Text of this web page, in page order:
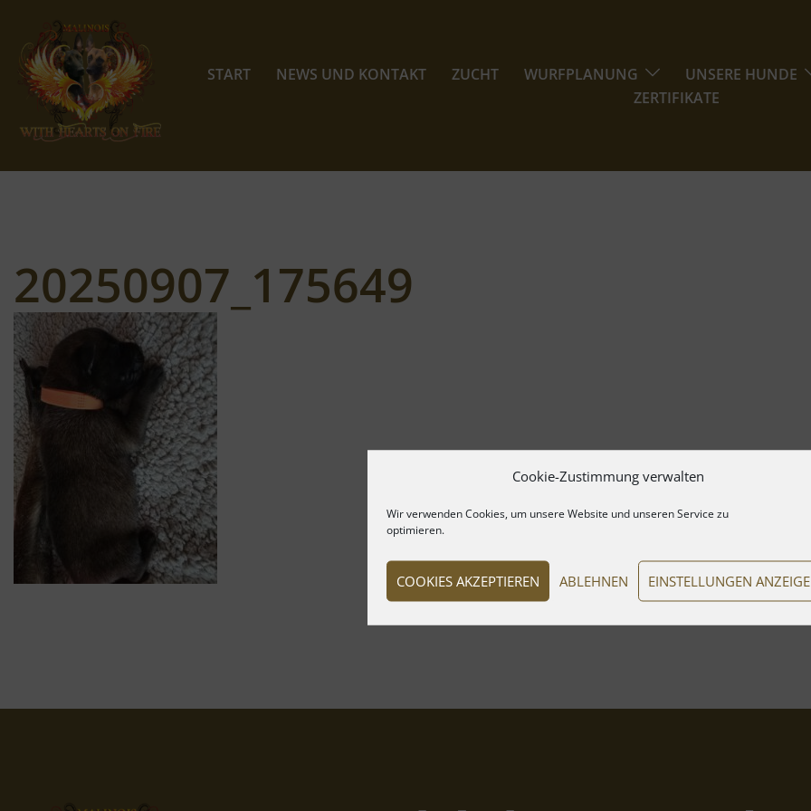
Cookie-Zustimmung verwalten
Wir verwenden Cookies, um unsere Website und unseren Service zu
optimieren.
COOKIES AKZEPTIEREN ABLEHNEN EINSTELLUNGEN
Inhalt
springen
START NEWS UND KONTAKT ZUCHT WURFPLANUNG
UNSERE HUNDE
ZERTIFIKATE
20250907_175649